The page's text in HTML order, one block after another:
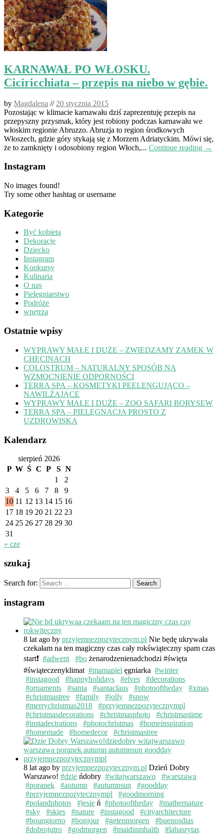
KARNAWAŁ PO WŁOSKU.
Ciciricchiata – przepis na niebo w gębie.
by Magdalena // 20 stycznia 2015
Pozostając w klimacie karnawału dziś zaprezentuję przepis na
przepyszny przysmak, który jest robiony podczas karnawału we
włoskim regionie Abruzzo. Abruzja to region środkowych
Włoszech, gdzie góry stykają się z Morzem Adriatyckim. Mówi się,
że to zamknięty i odosobiony region Włoch,... Continue reading →
Instagram
No images found!
Try some other hashtag or username
Kategorie
Być kobietą
Dekoracje
Dziecko
Instagram
Konkursy
Kulinaria
O nas
Pielęgniarstwo
Podróże
wnętrza
Ostatnie wpisy
WYPRAWY MAŁE I DUŻE – ZWIEDZAMY ZAMEK W
CHĘCINACH
COLOSTRUM – NATURALNY SPOSÓB NA
WZMOCNIENIE ODPORNOŚCI
TERRA SPA – KOSMETYKI PEELENGUJĄCO –
NAWILŻAJĄCE
WYPRAWY MAŁE I DUŻE – ZOO SAFARI BORYSEW
TERRA SPA – PIELĘGNACJA PROSTO Z
UZDROWISKA
Kalendarz
sierpień 2026
P W Ś C P S N
1
2
3
4 5 6 7 8
9
10 11 12 13 14 15 16
17 18 19 20 21 22 23
24 25 26 27 28 29 30
31
« cze
szukaj
Search for:
instagram
8 lat ago by przyjemnezpozytecznym.pl Nie będę ukrywała
czekałam na ten magiczny czas cały rokświąteczny spam czas
start❗️ #adwent #bo żenarodzenienadchodzi #święta
#świąteczenyklimat #mamapiel ęgniarka #winter
#instagood
#happyholidays #elves
#decorations
#ornaments
#santa #santaclaus #photooftheday
#xmas
#christmastree
#family #jolly
#snow
#merrychristmas2018
#przyjemnezpozytecznympl
#christmasdecorations
#christmasphoto
#christmastime
#instadecirations
#photochristmas
#homeinspiration
#homemade
#homedecor #christmastree
8 lat ago by przyjemnezpozytecznym.pl Dzień Dobry
Warszawo! #dzie ńdobry #witajwarszawo
#warszawa
#poranek
#autumn #autumnsun
#goodday
#przyjemnezpozytecznympl
#goodmorning
#polandphotos
#jesie ń #photooftheday
#mathernature
#sky
#skies #nature #instagood
#cityarchitecture
#boungiorno
#bonjour #getenmorgen
#buenosdias
#dobrojutro
#godmorgen #maidinmhaith #labasrytas